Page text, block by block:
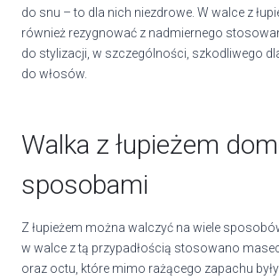
do snu – to dla nich niezdrowe. W walce z
również rezygnować z nadmiernego
do stylizacji, w szczególności, szkodliwego
do włosów.
Walka z łupieżem
sposobami
Z łupieżem można walczyć na wiele
w walce z tą przypadłością stosowano
oraz octu, które mimo rażącego zapachu